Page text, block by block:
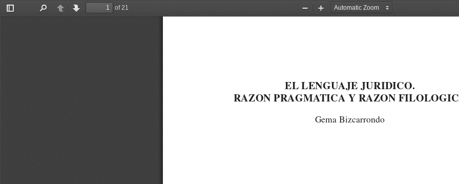
Toggle
PreviousNext
of 21
Zoom
Zoom
EL LENGUAJE JURIDICO.
RAZON PRAGMATICA Y RAZON
Gema Bizcarrondo